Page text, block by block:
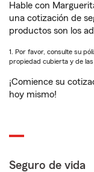
Hable con
una cotización de
productos son los
1. Por favor, consulte su
propiedad cubierta y de
¡Comience su
hoy mismo!
Seguro de vida